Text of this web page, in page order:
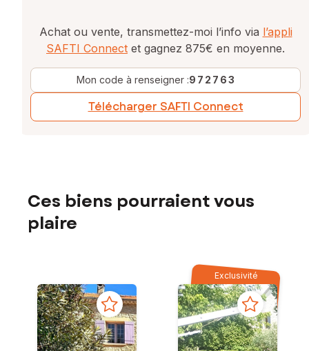
Achat ou vente, transmettez-moi l’info via l’appli
SAFTI Connect et gagnez 875€ en moyenne.
Mon code à renseigner :972763
Télécharger SAFTI Connect
Ces biens pourraient vous
plaire
Exclusivité